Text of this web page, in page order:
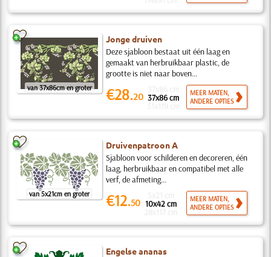
van 37x86cm en groter
Jonge druiven
Deze sjabloon bestaat uit één laag en
gemaakt van herbruikbaar plastic, de
grootte is niet naar boven...
€28.20 37x86 cm
MEER MATEN,
ANDERE OPTIES
van 5x21cm en groter
Druivenpatroon A
Sjabloon voor schilderen en decoreren, één
laag, herbruikbaar en compatibel met alle
verf, de afmeting...
€12.50 10x42 cm
MEER MATEN,
ANDERE OPTIES
Engelse ananas